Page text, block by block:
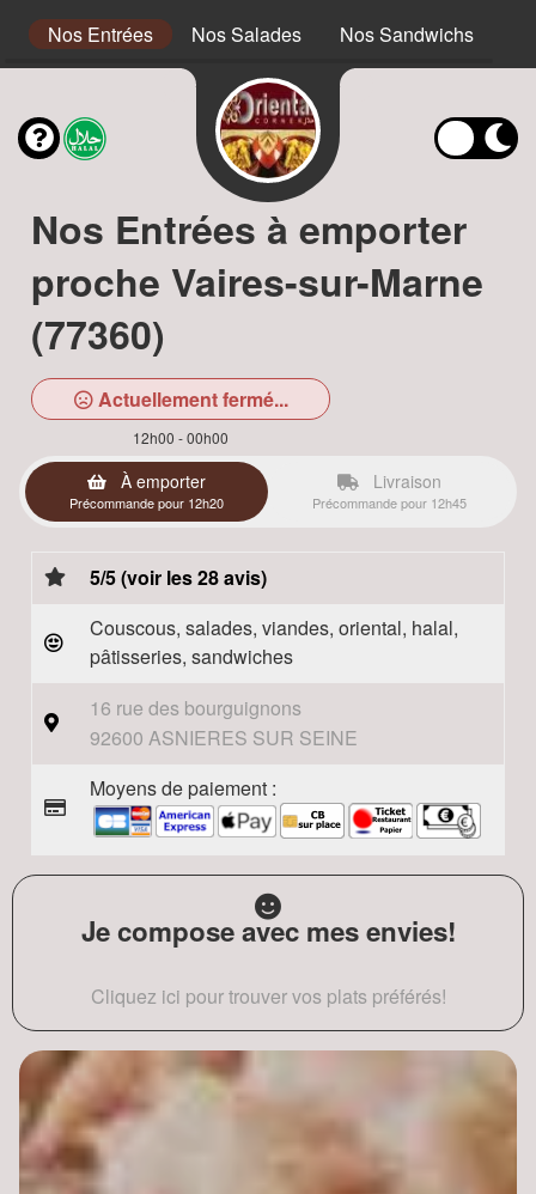
Nos Entrées Nos Salades Nos Sandwichs
Nos Entrées à emporter
proche Vaires-sur-Marne
(77360)
Actuellement fermé...
12h00 - 00h00
À emporter
Précommande pour 12h20
Livraison
Précommande pour 12h45
5/5 (voir les 28 avis)
Couscous, salades, viandes, oriental, halal,
pâtisseries, sandwiches
16 rue des bourguignons
92600 ASNIERES SUR SEINE
Moyens de paiement :
Je compose avec mes envies!
Cliquez ici pour trouver vos plats préférés!